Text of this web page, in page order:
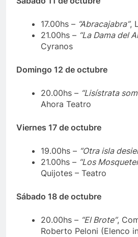
17.00hs – “Abracajabra”,
21.00hs – “La Dama del
Cyranos
Domingo 12 de octubre
20.00hs – “Lisístrata
Ahora Teatro
Viernes 17 de octubre
19.00hs – “Otra isla
21.00hs – “Los
Quijotes – Teatro
Sábado 18 de octubre
20.00hs – “El Brote”,
Roberto Peloni (Elenco